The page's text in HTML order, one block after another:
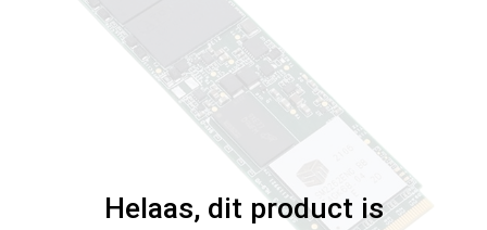
Helaas, dit product is